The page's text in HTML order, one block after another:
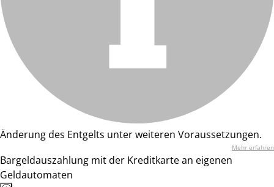
Änderung des Entgelts unter weiteren Voraussetzungen.
Mehr erfahren
Bargeldauszahlung mit der Kreditkarte an eigenen
Geldautomaten